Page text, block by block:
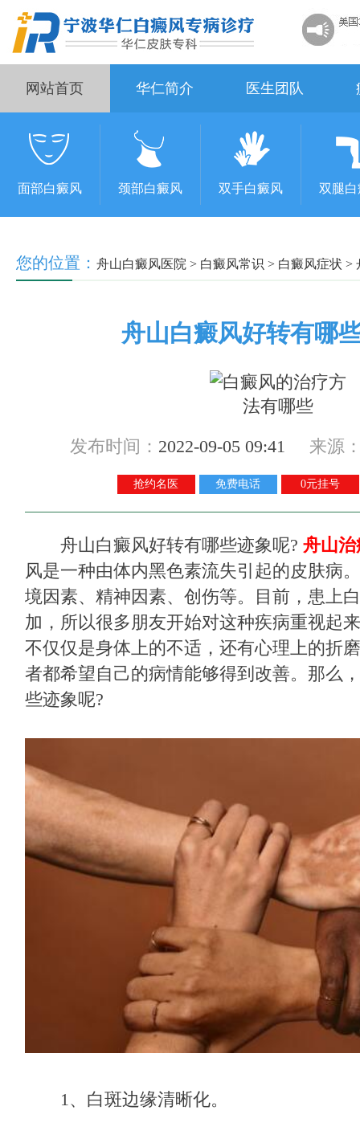
网站首页 华仁简介 医生团队
面部白癜风 颈部白癜风 双手白癜风 双腿
您的位置： 舟山白癜风医院 > 白癜风常识 > 白癜风症状 >
舟山白癜风好转有哪
发布时间： 2022-09-05 09:41 来源
抢约名医 免费电话 0元挂号
舟山白癜风好转有哪些迹象呢? 舟山
风是一种由体内黑色素流失引起的皮肤病
境因素、精神因素、创伤等。目前，患上
加，所以很多朋友开始对这种疾病重视起
不仅仅是身体上的不适，还有心理上的折
者都希望自己的病情能够得到改善。那么
些迹象呢?
1、白斑边缘清晰化。